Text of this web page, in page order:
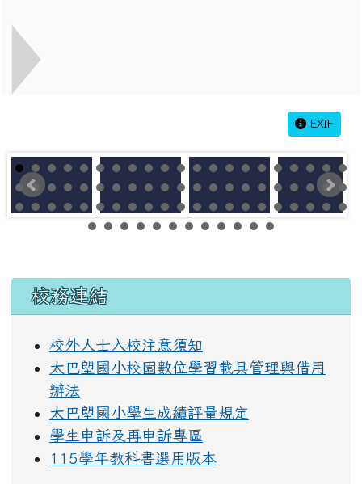
EXIF
左邊區域內容
校務連結
校外人士入校注意須知
太巴塱國小校園數位學習載具管理與借用
辦法
太巴塱國小學生成績評量規定
學生申訴及再申訴專區
115學年教科書選用版本